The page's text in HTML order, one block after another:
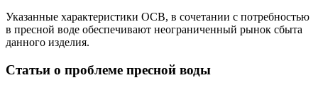
Указанные характеристики ОСВ, в сочетании с потребностью
в пресной воде обеспечивают неограниченный рынок сбыта
данного изделия.
Статьи о проблеме пресной воды